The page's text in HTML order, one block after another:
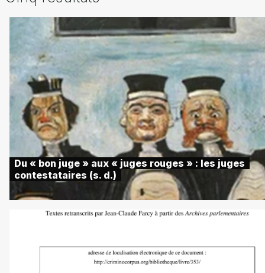
Du « bon juge » aux « juges rouges » : les juges
contestataires (s. d.)